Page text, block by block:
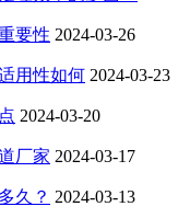
要性 2024-03-26
用性如何 2024-03-23
2024-03-20
厂家 2024-03-17
久？ 2024-03-13